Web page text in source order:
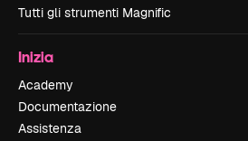
Tutti gli strumenti Magnific
Inizia
Academy
Documentazione
Assistenza